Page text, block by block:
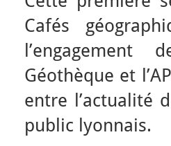
Cafés
Géothèque et
entre l’actualité
public lyonnais.